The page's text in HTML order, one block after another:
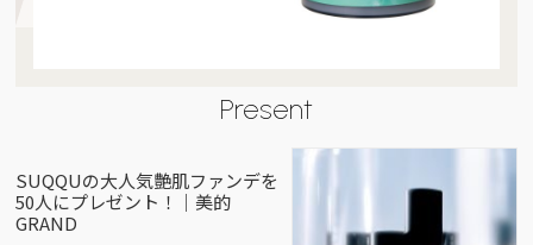
Present
SUQQUの大人気艶肌ファンデを
50人にプレゼント！｜美的
GRAND